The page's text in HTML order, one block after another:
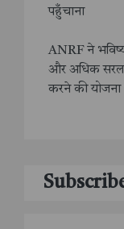
पहुँचाना
ANRF ने
और अधिक सरल
करने की योजना